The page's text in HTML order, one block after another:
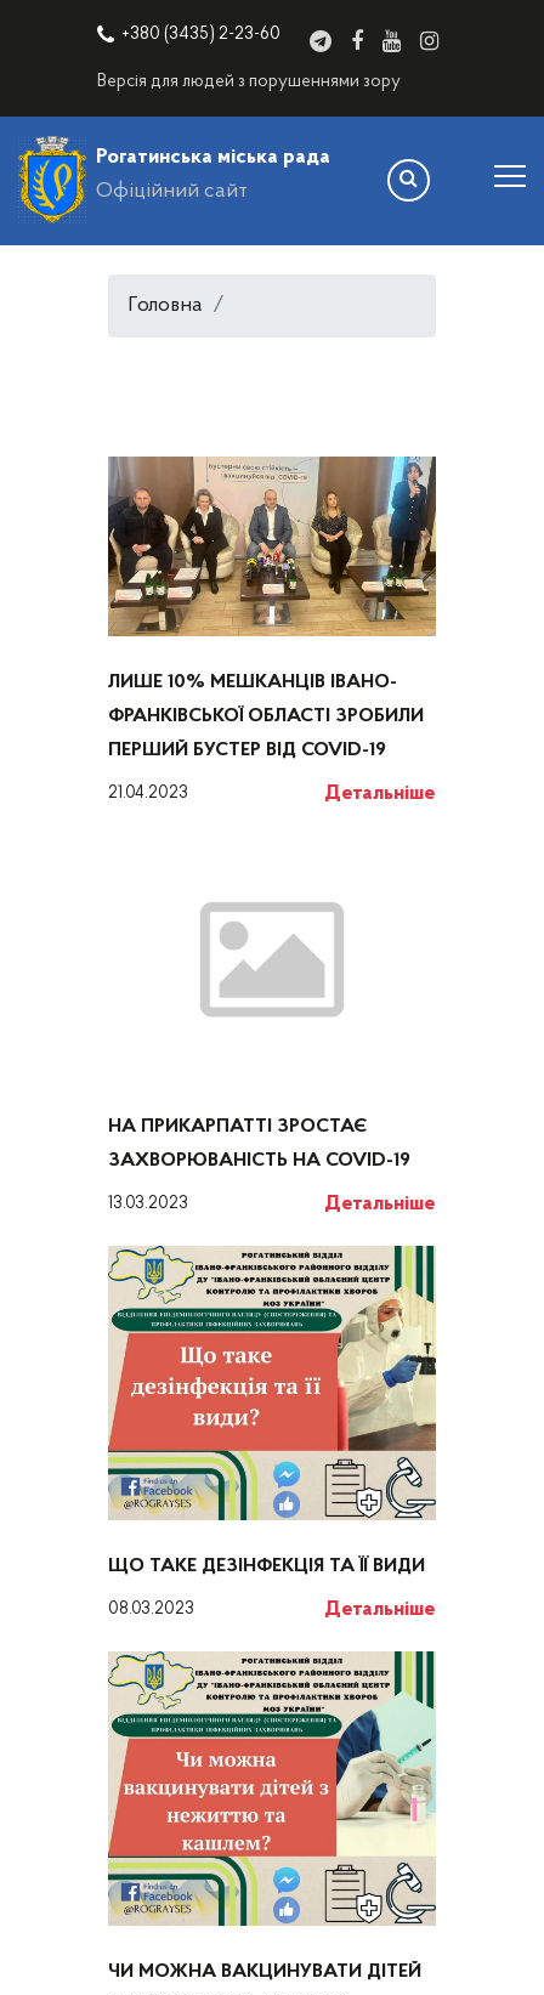
+380 (3435) 2-23-60
Версія для людей з порушеннями зору
Рогатинська міська рада
Офіційний сайт
Головна
ЛИШЕ 10% МЕШКАНЦІВ ІВАНО-
ФРАНКІВСЬКОЇ ОБЛАСТІ ЗРОБИЛИ
ПЕРШИЙ БУСТЕР ВІД COVID-19
21.04.2023 Детальніше
НА ПРИКАРПАТТІ ЗРОСТАЄ
ЗАХВОРЮВАНІСТЬ НА COVID-19
13.03.2023 Детальніше
ЩО ТАКЕ ДЕЗІНФЕКЦІЯ ТА ЇЇ ВИДИ
08.03.2023 Детальніше
ЧИ МОЖНА ВАКЦИНУВАТИ ДІТЕЙ